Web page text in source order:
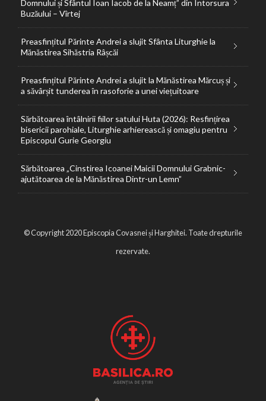
Domnului și Sfântul Ioan Iacob de la Neamț” din Întorsura
Buzăului – Vîrtej
Preasfințitul Părinte Andrei a slujit Sfânta Liturghie la
Mănăstirea Sihăstria Râșcăi
Preasfințitul Părinte Andrei a slujit la Mănăstirea Mărcuș și
a săvârșit tunderea în rasoforie a unei viețuitoare
Sărbătoarea întâlnirii fiilor satului Huta (2026): Resfințirea
bisericii parohiale, Liturghie arhierească și omagiu pentru
Episcopul Gurie Georgiu
Sărbătoarea „Cinstirea Icoanei Maicii Domnului Grabnic-
ajutătoarea de la Mănăstirea Dintr-un Lemn”
© Copyright 2020 Episcopia Covasnei și Harghitei. Toate drepturile
rezervate.